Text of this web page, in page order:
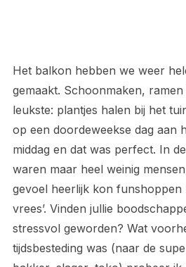
Het balkon hebben we weer
gemaakt. Schoonmaken,
leukste: plantjes halen bij het
op een doordeweekse dag aan
middag en dat was perfect. In
waren maar heel weinig
gevoel heerlijk kon funshoppen
vrees’. Vinden jullie
stressvol geworden? Wat
tijdsbesteding was (naar de